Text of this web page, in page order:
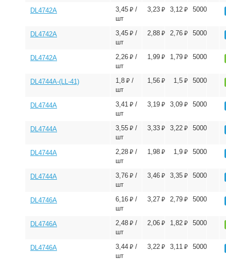
DL4742A 3,45 ⃏ /
шт
3,23 ⃏ 3,12 ⃏ 5000
DL4742A 3,45 ⃏ /
шт
2,88 ⃏ 2,76 ⃏ 5000
DL4742A 2,26 ⃏ /
шт
1,99 ⃏ 1,79 ⃏ 5000
DL4744A-(LL-41) 1,8 ⃏ /
шт
1,56 ⃏ 1,5 ⃏ 5000
DL4744A 3,41 ⃏ /
шт
3,19 ⃏ 3,09 ⃏ 5000
DL4744A 3,55 ⃏ /
шт
3,33 ⃏ 3,22 ⃏ 5000
DL4744A 2,28 ⃏ /
шт
1,98 ⃏ 1,9 ⃏ 5000
DL4744A 3,76 ⃏ /
шт
3,46 ⃏ 3,35 ⃏ 5000
DL4746A 6,16 ⃏ /
шт
3,27 ⃏ 2,79 ⃏ 5000
DL4746A 2,48 ⃏ /
шт
2,06 ⃏ 1,82 ⃏ 5000
DL4746A 3,44 ⃏ /
шт
3,22 ⃏ 3,11 ⃏ 5000